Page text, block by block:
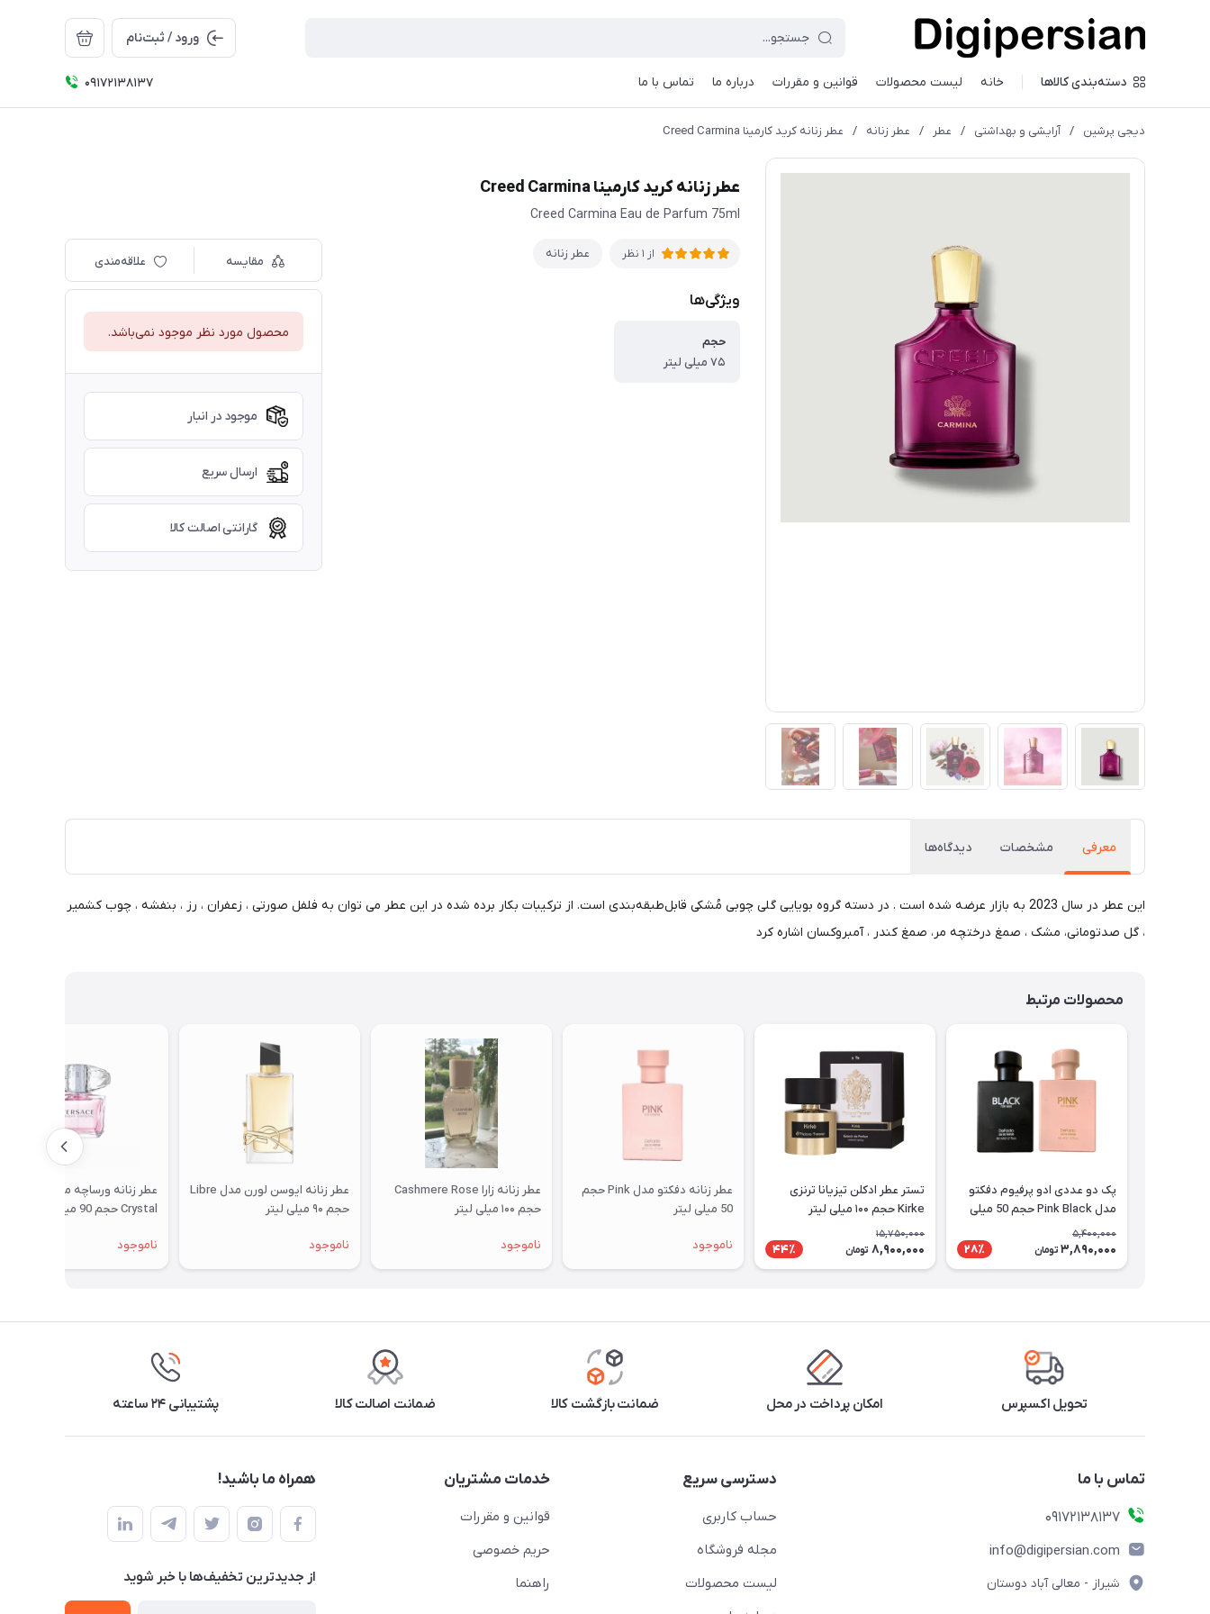
ورود / ثبت‌نام
دسته‌بندی کالاها خانه لیست محصولات قوانین و مقررات درباره ما تماس با ما 09172138137
دیجی پرشین / آرایشی و بهداشتی / عطر / عطر زنانه / عطر زنانه کرید کارمینا Creed Carmina
عطر زنانه کرید کارمینا Creed Carmina
Creed Carmina Eau de Parfum 75ml
از 1 نظر عطر زنانه
ویژگی‌ها
حجم
۷۵ میلی لیتر
مقایسه علاقه‌مندی
محصول مورد نظر موجود نمی‌باشد.
موجود در انبار
ارسال سریع
گارانتی اصالت کالا
معرفی مشخصات دیدگاه‌ها
این عطر در سال 2023 به بازار عرضه شده است . در دسته گروه بویایی گلی چوبی مُشکی قابل‌طبقه‌بندی است. از ترکیبات بکار برده شده در این عطر می توان به فلفل صورتی ، زعفران ، رز ، بنفشه ، چوب کشمیر
، گل صدتومانی، مشک ، صمغ درختچه مر، صمغ کندر ، آمبروکسان اشاره کرد
محصولات مرتبط
پک دو عددی ادو پرفیوم دفکتو
مدل ‌‌Pink Black حجم 50 میلی
5,400,000
3,890,000 تومان 28٪
تستر عطر ادکلن تیزیانا ترنزی
Kirke حجم ۱۰۰ میلی لیتر
15,750,000
8,900,000 تومان 44٪
عطر زنانه دفکتو مدل Pink حجم
50 میلی لیتر
ناموجود
عطر زنانه زارا Cashmere Rose
حجم ۱۰۰ میلی لیتر
ناموجود
عطر زنانه ایوسن لورن مدل Libre
حجم ۹۰ میلی لیتر
ناموجود
Crystal حجم 90 میلی لیتر
ناموجود
تحویل اکسپرس امکان پرداخت در محل ضمانت بازگشت کالا ضمانت اصالت کالا پشتیبانی ۲۴ ساعته
تماس با ما
09172138137
info@digipersian.com
شیراز - معالی آباد دوستان
دسترسی سریع
حساب کاربری
مجله فروشگاه
لیست محصولات
خدمات مشتریان
قوانین و مقررات
حریم خصوصی
راهنما
همراه ما باشید!
از جدید‌ترین تخفیف‌ها با‌ خبر شوید